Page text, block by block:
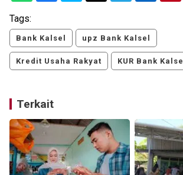
Tags:
Bank Kalsel upz Bank Kalsel
Kredit Usaha Rakyat KUR Bank Kalsel
Terkait